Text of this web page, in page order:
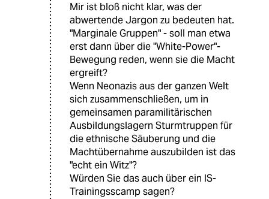
Mir ist bloß nicht klar, was der
abwertende Jargon zu bedeuten hat.
"Marginale Gruppen" - soll man etwa
erst dann über die "White-Power"-
Bewegung reden, wenn sie die Macht
ergreift?
Wenn Neonazis aus der ganzen Welt
sich zusammenschließen, um in
gemeinsamen paramilitärischen
Ausbildungslagern Sturmtruppen für
die ethnische Säuberung und die
Machtübernahme auszubilden ist das
"echt ein Witz"?
Würden Sie das auch über ein IS-
Trainingsscamp sagen?